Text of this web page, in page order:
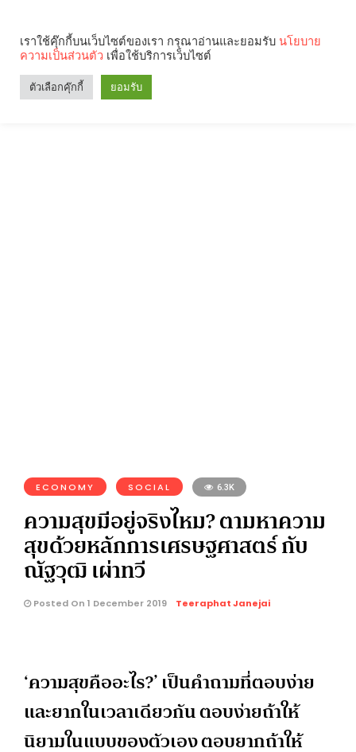
ECONOMY SOCIAL 6.3K
ความสุขมีอยู่จริงไหม? ตามหาความ
สุขด้วยหลักการเศรษฐศาสตร์ กับ
ณัฐวุฒิ เผ่าทวี
Posted On 1 December 2019 Teeraphat Janejai
‘ความสุขคืออะไร?’ เป็นคำถามที่ตอบง่าย
และยากในเวลาเดียวกัน ตอบง่ายถ้าให้
นิยามในแบบของตัวเอง ตอบยากถ้าให้
เราใช้คุ๊กกี้บนเว็บไซต์ของเรา กรุณาอ่านและยอมรับ นโยบาย
ความเป็นส่วนตัว เพื่อใช้บริการเว็บไซต์
ตัวเลือกคุ๊กกี้ ยอมรับ